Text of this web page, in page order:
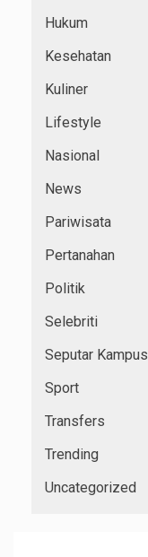
Hukum
Kesehatan
Kuliner
Lifestyle
Nasional
News
Pariwisata
Pertanahan
Politik
Selebriti
Seputar Kampus
Sport
Transfers
Trending
Uncategorized